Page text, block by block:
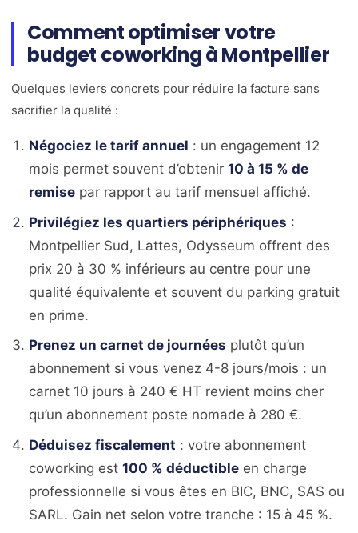
Comment optimiser votre
budget coworking à Montpellier
Quelques leviers concrets pour réduire la facture sans
sacrifier la qualité :
Négociez le tarif annuel : un engagement 12
mois permet souvent d’obtenir 10 à 15 % de
remise par rapport au tarif mensuel affiché.
Privilégiez les quartiers périphériques :
Montpellier Sud, Lattes, Odysseum offrent des
prix 20 à 30 % inférieurs au centre pour une
qualité équivalente et souvent du parking gratuit
en prime.
Prenez un carnet de journées plutôt qu’un
abonnement si vous venez 4-8 jours/mois : un
carnet 10 jours à 240 € HT revient moins cher
qu’un abonnement poste nomade à 280 €.
Déduisez fiscalement : votre abonnement
coworking est 100 % déductible en charge
professionnelle si vous êtes en BIC, BNC, SAS ou
SARL. Gain net selon votre tranche : 15 à 45 %.